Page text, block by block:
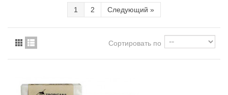
1 2 Следующий »
Сортировать по